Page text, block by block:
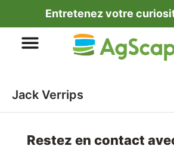
Entretenez votre
Jack Verrips
Restez en contact